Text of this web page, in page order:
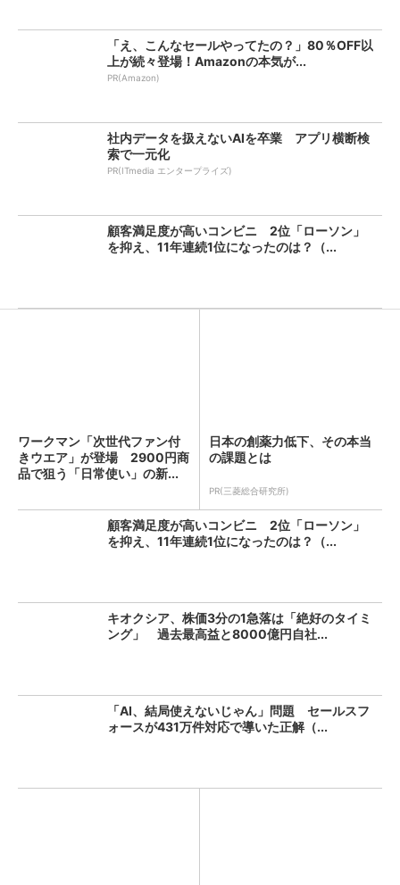
「え、こんなセールやってたの？」80％OFF以
上が続々登場！Amazonの本気が...
PR(Amazon)
社内データを扱えないAIを卒業 アプリ横断検
索で一元化
PR(ITmedia エンタープライズ)
顧客満足度が高いコンビニ 2位「ローソン」
を抑え、11年連続1位になったのは？（...
ワークマン「次世代ファン付
きウエア」が登場 2900円商
品で狙う「日常使い」の新...
日本の創薬力低下、その本当
の課題とは
PR(三菱総合研究所)
顧客満足度が高いコンビニ 2位「ローソン」
を抑え、11年連続1位になったのは？（...
キオクシア、株価3分の1急落は「絶好のタイミ
ング」 過去最高益と8000億円自社...
「AI、結局使えないじゃん」問題 セールスフ
ォースが431万件対応で導いた正解（...